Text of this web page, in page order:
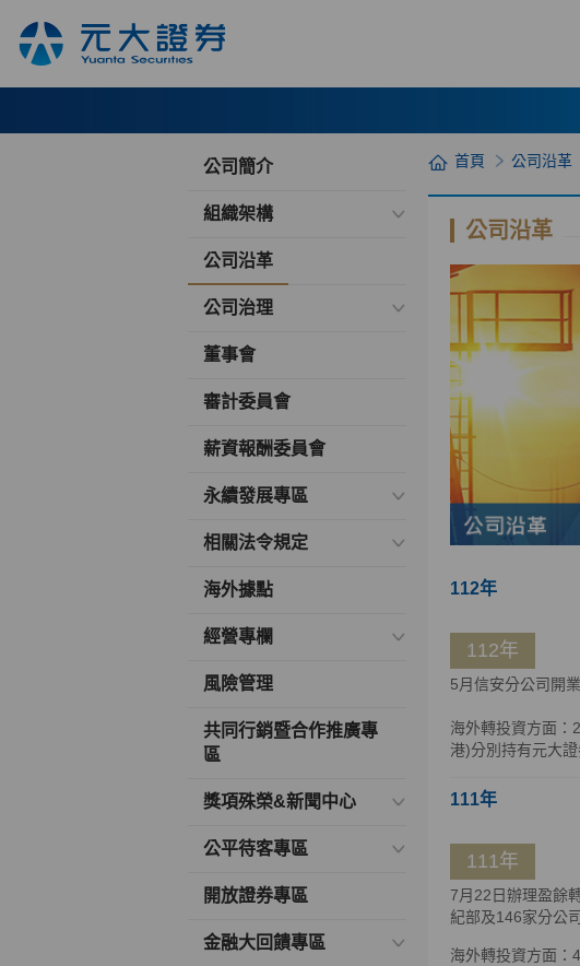
公司簡介
組織架構
公司沿革
公司治理
董事會
審計委員會
薪資報酬委員會
永續發展專區
相關法令規定
海外據點
經營專欄
風險管理
共同行銷暨合作推廣專
區
獎項殊榮&新聞中心
公平待客專區
開放證券專區
金融大回饋專區
首頁 公司沿革
公司沿革
112年
112年
5月信安分公司開
海外轉投資方面：
港)分別持有元大
111年
111年
7月22日辦理盈餘
紀部及146家分公
海外轉投資方面：